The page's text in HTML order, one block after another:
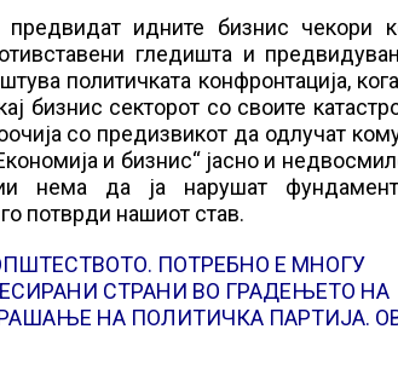
идните бизнис чекори
гледишта и
политичката конфронтација,
бизнис секторот со своите
со предизвикот да одлучат
и бизнис“ јасно и
нема да ја нарушат
потврди нашиот став.
ПОТРЕБНО Е МНОГУ
СТРАНИ ВО ГРАДЕЊЕТО НА
НА ПОЛИТИЧКА ПАРТИЈА.